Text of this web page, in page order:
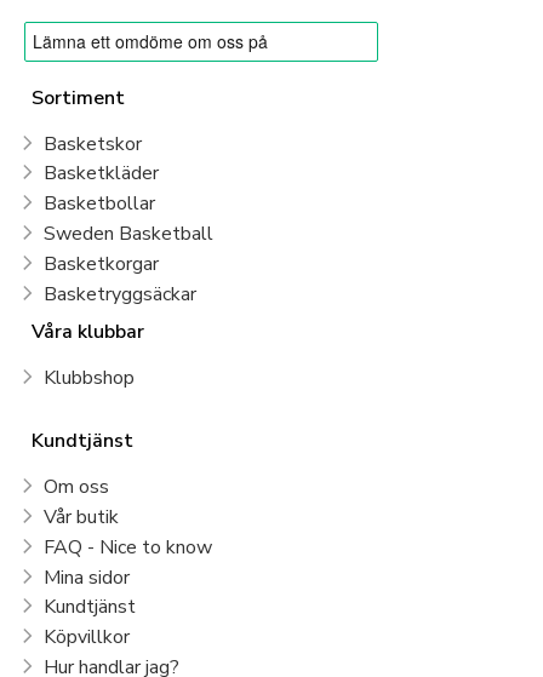
långa matcher och träningar.
Oavsett om du söker de senaste signaturmodellerna eller
prisvärda lagskor, hittar du ditt nästa par hos oss. Beställ
dinaAnta basketskor
Sverige, eller besök vår butik i
passformen och få experthjälp av vår personal.
Sortiment
Basketskor
Basketkläder
Basketbollar
Sweden Basketball
Basketkorgar
Basketryggsäckar
Våra klubbar
Klubbshop
Kundtjänst
Om oss
Vår butik
FAQ - Nice to know
Mina sidor
Kundtjänst
Köpvillkor
Hur handlar jag?